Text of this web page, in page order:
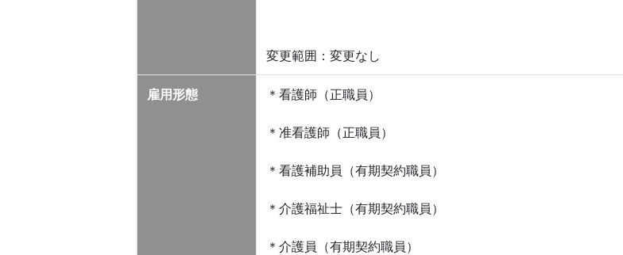
変更範囲：変更なし
雇用形態 ＊看護師（正職員）
＊准看護師（正職員）
＊看護補助員（有期契約職員）
＊介護福祉士（有期契約職員）
＊介護員（有期契約職員）